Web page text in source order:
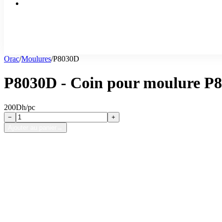
Orac/Moulures/P8030D
P8030D - Coin pour moulure
200Dh/pc
−
+